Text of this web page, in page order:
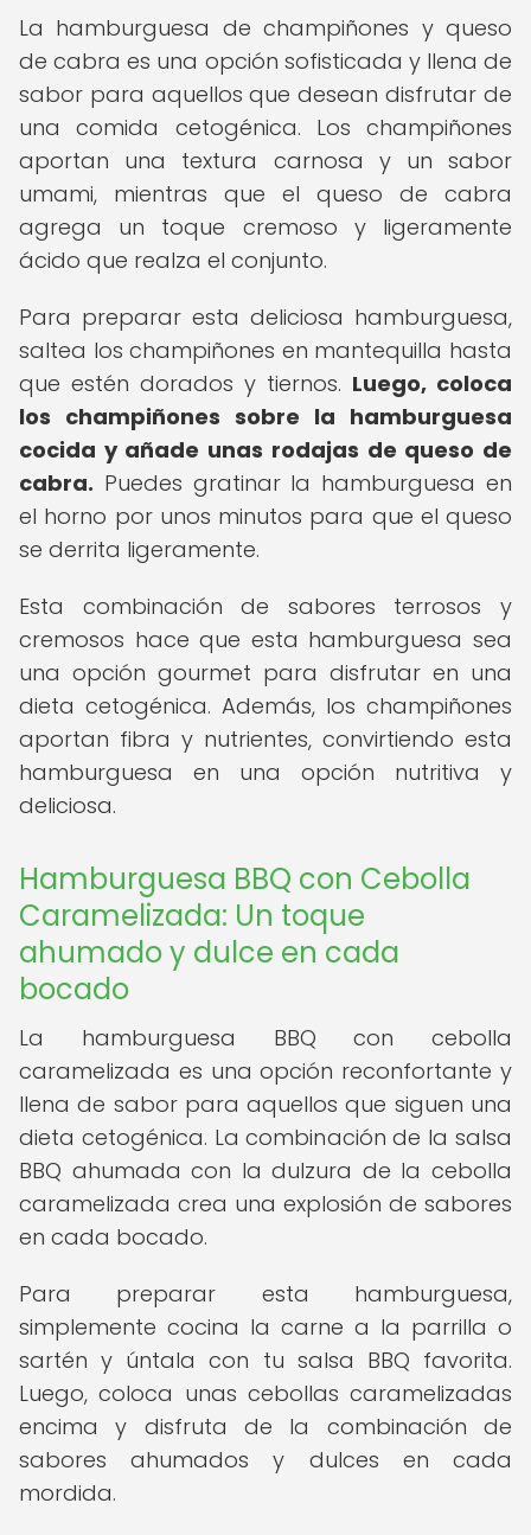
La hamburguesa de champiñones y queso
de cabra es una opción sofisticada y llena de
sabor para aquellos que desean disfrutar de
una comida cetogénica. Los champiñones
aportan una textura carnosa y un sabor
umami, mientras que el queso de cabra
agrega un toque cremoso y ligeramente
ácido que realza el conjunto.
Para preparar esta deliciosa hamburguesa,
saltea los champiñones en mantequilla hasta
que estén dorados y tiernos. Luego, coloca
los champiñones sobre la hamburguesa
cocida y añade unas rodajas de queso de
cabra. Puedes gratinar la hamburguesa en
el horno por unos minutos para que el queso
se derrita ligeramente.
Esta combinación de sabores terrosos y
cremosos hace que esta hamburguesa sea
una opción gourmet para disfrutar en una
dieta cetogénica. Además, los champiñones
aportan fibra y nutrientes, convirtiendo esta
hamburguesa en una opción nutritiva y
deliciosa.
Hamburguesa BBQ con Cebolla
Caramelizada: Un toque
ahumado y dulce en cada
bocado
La hamburguesa BBQ con cebolla
caramelizada es una opción reconfortante y
llena de sabor para aquellos que siguen una
dieta cetogénica. La combinación de la salsa
BBQ ahumada con la dulzura de la cebolla
caramelizada crea una explosión de sabores
en cada bocado.
Para preparar esta hamburguesa,
simplemente cocina la carne a la parrilla o
sartén y úntala con tu salsa BBQ favorita.
Luego, coloca unas cebollas caramelizadas
encima y disfruta de la combinación de
sabores ahumados y dulces en cada
mordida.